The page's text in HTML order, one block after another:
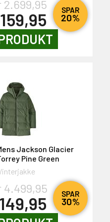
SPAR
20%
2.699,95
SPAR
30%
Jackson Glacier
Pine Green
4.499,95